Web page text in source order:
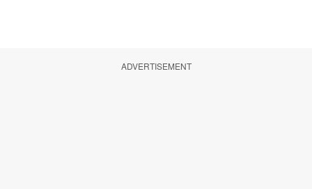
ADVERTISEMENT